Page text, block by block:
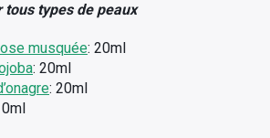
types de peaux
musquée: 20ml
: 20ml
: 20ml